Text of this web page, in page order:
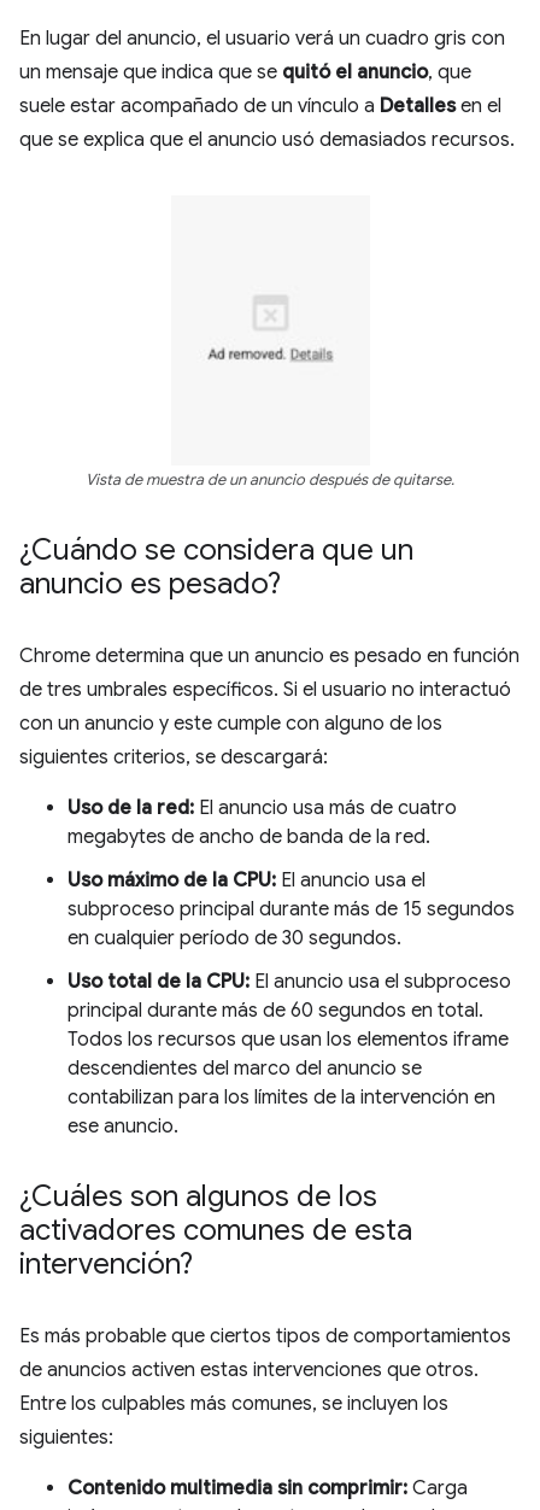
En lugar del anuncio, el usuario verá un cuadro gris con
un mensaje que indica que se quitó el anuncio, que
suele estar acompañado de un vínculo a Detallesen el
que se explica que el anuncio usó demasiados recursos.
Vista de muestra de un anuncio después de quitarse.
¿Cuándo se considera que un
anuncio es pesado?
Chrome determina que un anuncio es pesado en función
de tres umbrales específicos. Si el usuario no interactuó
con un anuncio y este cumple con alguno de los
siguientes criterios, se descargará:
Uso de la red: El anuncio usa más de cuatro
megabytes de ancho de banda de la red.
Uso máximo de la CPU: El anuncio usa el
subproceso principal durante más de 15 segundos
en cualquier período de 30 segundos.
Uso total de la CPU: El anuncio usa el subproceso
principal durante más de 60 segundos en total.
Todos los recursos que usan los elementos iframe
descendientes del marco del anuncio se
contabilizan para los límites de la intervención en
ese anuncio.
¿Cuáles son algunos de los
activadores comunes de esta
intervención?
Es más probable que ciertos tipos de comportamientos
de anuncios activen estas intervenciones que otros.
Entre los culpables más comunes, se incluyen los
siguientes:
Contenido multimedia sin comprimir: Carga